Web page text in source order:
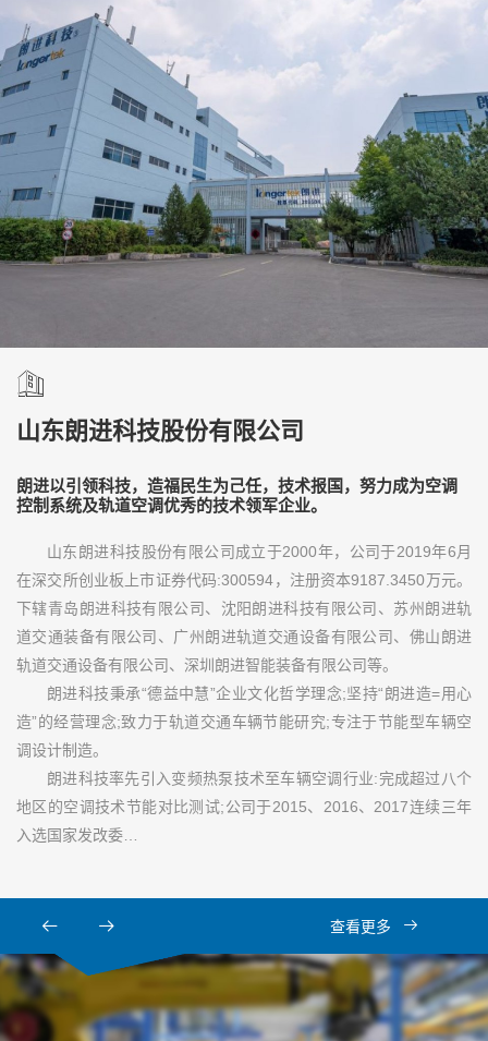
山东朗进科技股份有限公司
朗进以引领科技，造福民生为己任，技术报国，努力成为空调
控制系统及轨道空调优秀的技术领军企业。
山东朗进科技股份有限公司成立于2000年，公司于2019年6月
在深交所创业板上市证券代码:300594，注册资本9187.3450万元。
下辖青岛朗进科技有限公司、沈阳朗进科技有限公司、苏州朗进轨
道交通装备有限公司、广州朗进轨道交通设备有限公司、佛山朗进
轨道交通设备有限公司、深圳朗进智能装备有限公司等。
朗进科技秉承“德益中慧”企业文化哲学理念;坚持“朗进造=用心
造”的经营理念;致力于轨道交通车辆节能研究;专注于节能型车辆空
调设计制造。
朗进科技率先引入变频热泵技术至车辆空调行业:完成超过八个
地区的空调技术节能对比测试;公司于2015、2016、2017连续三年
入选国家发改委…
查看更多